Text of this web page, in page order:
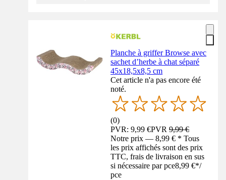
Planche à griffer Browse avec
sachet d’herbe à chat séparé
45x18,5x8,5 cm
Cet article n'a pas encore été
noté.
(0)
PVR: 9,99 €PVR9,99 €
Notre prix — 8,99 € * Tous
les prix affichés sont des prix
TTC, frais de livraison en sus
si nécessaire par pce8,99 €*/
pce